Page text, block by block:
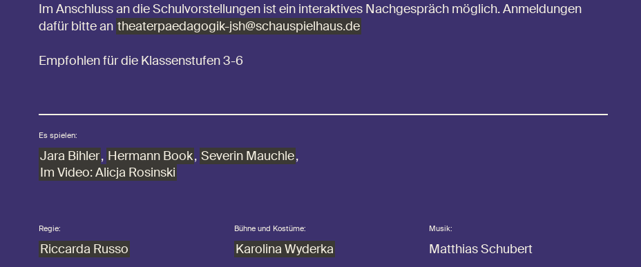
Im Anschluss an die Schulvorstellungen ist ein interaktives Nachgespräch möglich. Anmeldungen
dafür bitte an theaterpaedagogik-jsh@schauspielhaus.de
Empfohlen für die Klassenstufen 3-6
Es spielen:
Jara Bihler, Hermann Book, Severin Mauchle,
Im Video: Alicja Rosinski
Regie:
Riccarda Russo
Bühne und Kostüme:
Karolina Wyderka
Musik:
Matthias Schubert